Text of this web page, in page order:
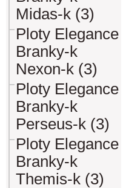
Midas-k (3)
Ploty Elegance
Branky-k
Nexon-k (3)
Ploty Elegance
Branky-k
Perseus-k (3)
Ploty Elegance
Branky-k
Themis-k (3)